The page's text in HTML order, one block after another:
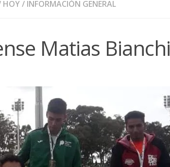
HOY/ INFORMACIÓN GENERAL
Matias Bianchi